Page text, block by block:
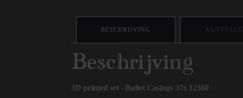
BESCHRIJVING
Beschrijving
3D printed set - Bullet Casings 37x 12360